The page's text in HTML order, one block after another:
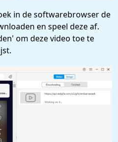
in de softwarebrowser de
en speel deze af.
om deze video toe te